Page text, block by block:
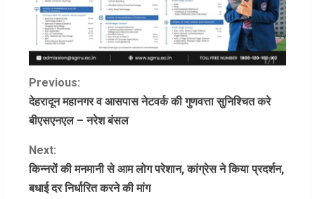
C
o
n
t
Previous:
देहरादून महानगर व आसपास नेटवर्क की गुणवत्ता सुनिश्चित करे
बीएसएनएल – नरेश बंसल
Next:
किन्नरों की मनमानी से आम लोग परेशान, कांग्रेस ने किया प्रदर्शन,
बधाई दर निर्धारित करने की मांग